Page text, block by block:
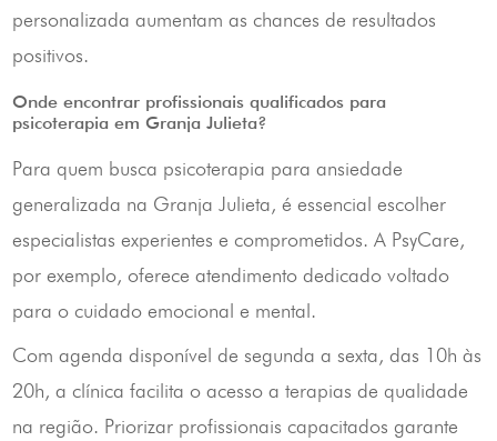
personalizada aumentam as chances de resultados
positivos.
Onde encontrar profissionais qualificados para
psicoterapia em Granja Julieta?
Para quem busca psicoterapia para ansiedade
generalizada na Granja Julieta, é essencial escolher
especialistas experientes e comprometidos. A PsyCare,
por exemplo, oferece atendimento dedicado voltado
para o cuidado emocional e mental.
Com agenda disponível de segunda a sexta, das 10h às
20h, a clínica facilita o acesso a terapias de qualidade
na região. Priorizar profissionais capacitados garante